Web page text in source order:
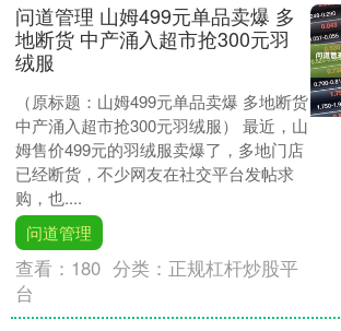
问道管理 山姆499元单品卖爆 多
地断货 中产涌入超市抢300元羽
绒服
（原标题：山姆499元单品卖爆 多地断货
中产涌入超市抢300元羽绒服） 最近，山
姆售价499元的羽绒服卖爆了，多地门店
已经断货，不少网友在社交平台发帖求
购，也....
问道管理
查看： 180 分类： 正规杠杆炒股平
台